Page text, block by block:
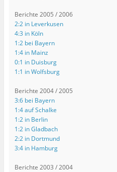
Berichte 2005 / 2006
2:2 in Leverkusen
4:3 in Köln
1:2 bei Bayern
1:4 in Mainz
0:1 in Duisburg
1:1 in Wolfsburg
Berichte 2004 / 2005
3:6 bei Bayern
1:4 auf Schalke
1:2 in Berlin
1:2 in Gladbach
2:2 in Dortmund
3:4 in Hamburg
Berichte 2003 / 2004